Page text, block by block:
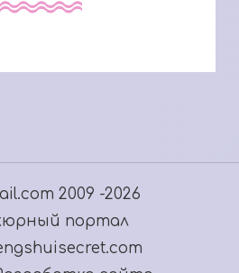
2009 -2026
портал